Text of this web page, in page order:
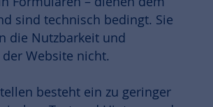
sind technisch bedingt. Sie
die Nutzbarkeit und
Website nicht.
besteht ein zu geringer